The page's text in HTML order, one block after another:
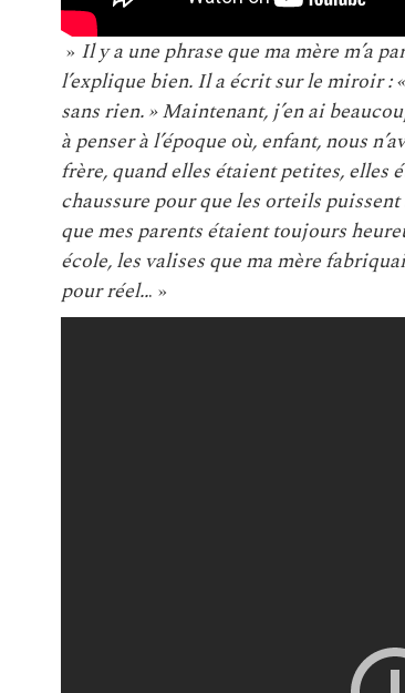
» Il y a une phrase que ma mère m’a
l’explique bien. Il a écrit sur le miroir :
sans rien. » Maintenant, j’en ai
à penser à l’époque où, enfant, nous
frère, quand elles étaient petites, elles
chaussure pour que les orteils
que mes parents étaient toujours
école, les valises que ma mère
pour réel... »